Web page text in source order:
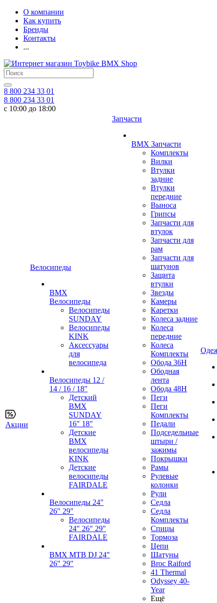
О компании
Как купить
Бренды
Контакты
...
8 800 234 33 01
8 800 234 33 01
с 10:00 до 18:00
Акции
Велосипеды
BMX
Велосипеды
Велосипеды
SUNDAY
Велосипеды
KINK
Аксессуары
для
велосипеда
Велосипеды 12 /
14 / 16 / 18"
Детский
BMX
SUNDAY
16" 18"
Детские
BMX
велосипеды
KINK
Детские
велосипеды
FAIRDALE
Велосипеды 24"
26" 29"
Велосипеды
24" 26" 29"
FAIRDALE
BMX MTB DJ 24"
26" 29"
Запчасти
BMX Запчасти
Комплекты
Вилки
Втулки
задние
Втулки
передние
Выноса
Грипсы
Запчасти для
втулок
Запчасти для
рам
Запчасти для
шатунов
Защита
втулки
Звезды
Камеры
Каретки
Колеса задние
Колеса
передние
Колеса
Комплекты
Обода 36H
Ободная
лента
Обода 48H
Пеги
Пеги
Комплекты
Педали
Подседельные
штыри /
зажимы
Покрышки
Рамы
Рулевые
колонки
Рули
Седла
Седла
Комплекты
Спицы
Тормоза
Цепи
Шатуны
Broc Raiford
41 Thermal
Odyssey 40-
Year
Ещё